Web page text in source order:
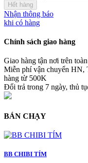
Hết hàng
Nhận thông báo
khi có hàng
Chính sách giao hàng
Giao hàng tận nơi trên
Miễn phí vận chuyển HN,
hàng từ 500K
Đổi trả trong 7 ngày, thủ
BÁN CHẠY
BB CHIBI TÍM